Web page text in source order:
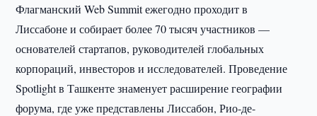
Флагманский Web Summit ежегодно проходит в
Лиссабоне и собирает более 70 тысяч участников —
основателей стартапов, руководителей глобальных
корпораций, инвесторов и исследователей. Проведение
Spotlight в Ташкенте знаменует расширение географии
форума, где уже представлены Лиссабон, Рио-де-